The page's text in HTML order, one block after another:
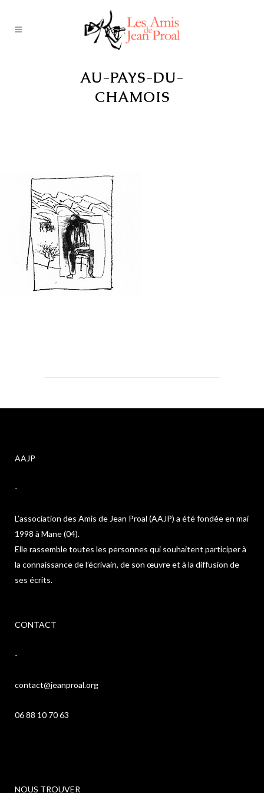
AU-PAYS-DU-
CHAMOIS
AAJP
-
L’association des Amis de Jean Proal (AAJP) a été fondée en mai
1998 à Mane (04).
Elle rassemble toutes les personnes qui souhaitent participer à
la connaissance de l’écrivain, de son œuvre et à la diffusion de
ses écrits.
CONTACT
-
contact@jeanproal.org
06 88 10 70 63
NOUS TROUVER